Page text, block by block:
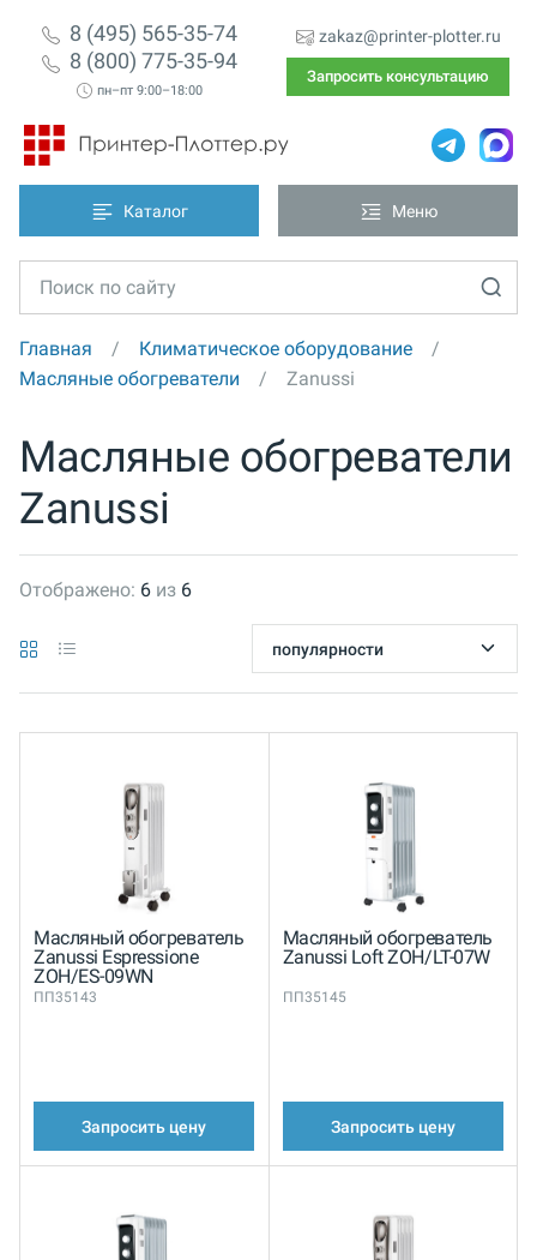
8 (495) 565-35-74
8 (800) 775-35-94
пн–пт 9:00–18:00
zakaz@printer-plotter.ru
Запросить консультацию
Каталог Меню
Главная
Климатическое оборудование
Масляные обогреватели
Zanussi
Масляные обогреватели
Zanussi
Отображено: 6 из 6
Масляный обогреватель
Zanussi Espressione
ZOH/ES-09WN
ПП35143
Запросить цену
Масляный обогреватель
Zanussi Loft ZOH/LT-07W
ПП35145
Запросить цену